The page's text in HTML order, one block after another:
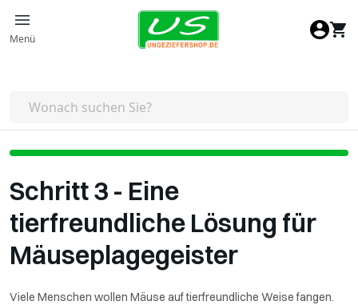
Menü
Schritt 3 - Eine
tierfreundliche Lösung für
Mäuseplagegeister
Viele Menschen wollen Mäuse auf tierfreundliche Weise fangen.